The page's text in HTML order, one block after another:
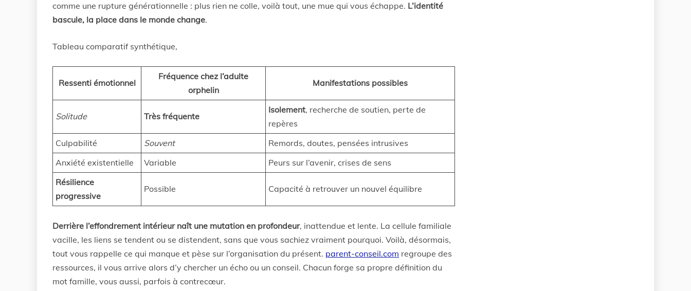
comme une rupture générationnelle : plus rien ne colle, voilà tout, une mue qui vous échappe. L’identité
bascule, la place dans le monde change.
Tableau comparatif synthétique,
Ressenti émotionnel
Fréquence chez l’adulte
orphelin
Manifestations possibles
Solitude Très fréquente
Isolement, recherche de soutien, perte de
repères
Culpabilité
Souvent
Remords, doutes, pensées intrusives
Anxiété existentielle
Variable
Peurs sur l’avenir, crises de sens
Résilience
progressive
Possible Capacité à retrouver un nouvel équilibre
Derrière l’effondrement intérieur naît une mutation en profondeur, inattendue et lente. La cellule familiale
vacille, les liens se tendent ou se distendent, sans que vous sachiez vraiment pourquoi. Voilà, désormais,
tout vous rappelle ce qui manque et pèse sur l’organisation du présent. parent-conseil.com regroupe des
ressources, il vous arrive alors d’y chercher un écho ou un conseil. Chacun forge sa propre définition du
mot famille, vous aussi, parfois à contrecœur.